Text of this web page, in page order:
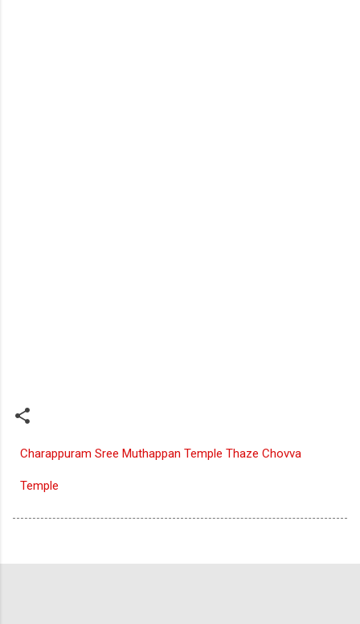
Charappuram Sree Muthappan Temple Thaze Chovva
Temple